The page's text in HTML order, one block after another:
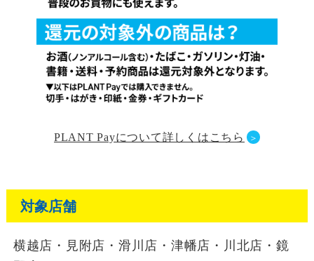
PLANT Payについて詳しくはこちら ＞
対象店舗
横越店・見附店・滑川店・津幡店・川北店・鏡